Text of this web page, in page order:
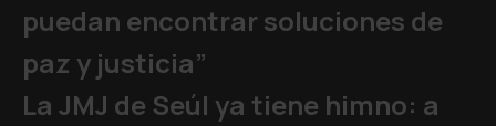
puedan encontrar soluciones de
paz y justicia”
La JMJ de Seúl ya tiene himno: a